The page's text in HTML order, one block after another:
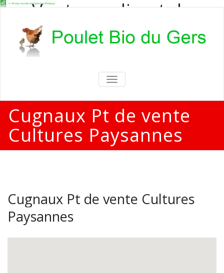
Vente en direct de
poulets bio
Vente en direct de poulets bio aux
particuliers et professionnels
TOGGLE
NAVIGATION
Cugnaux Pt de vente
Cultures Paysannes
Cugnaux Pt de vente Cultures
Paysannes